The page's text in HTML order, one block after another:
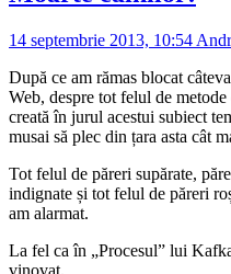
14 septembrie 2013, 10:54
După ce am rămas blocat
Web, despre tot felul de
creată în jurul acestui subiect
musai să plec din țara asta cât
Tot felul de păreri supărate,
indignate și tot felul de păreri
am alarmat.
La fel ca în „Procesul” lui